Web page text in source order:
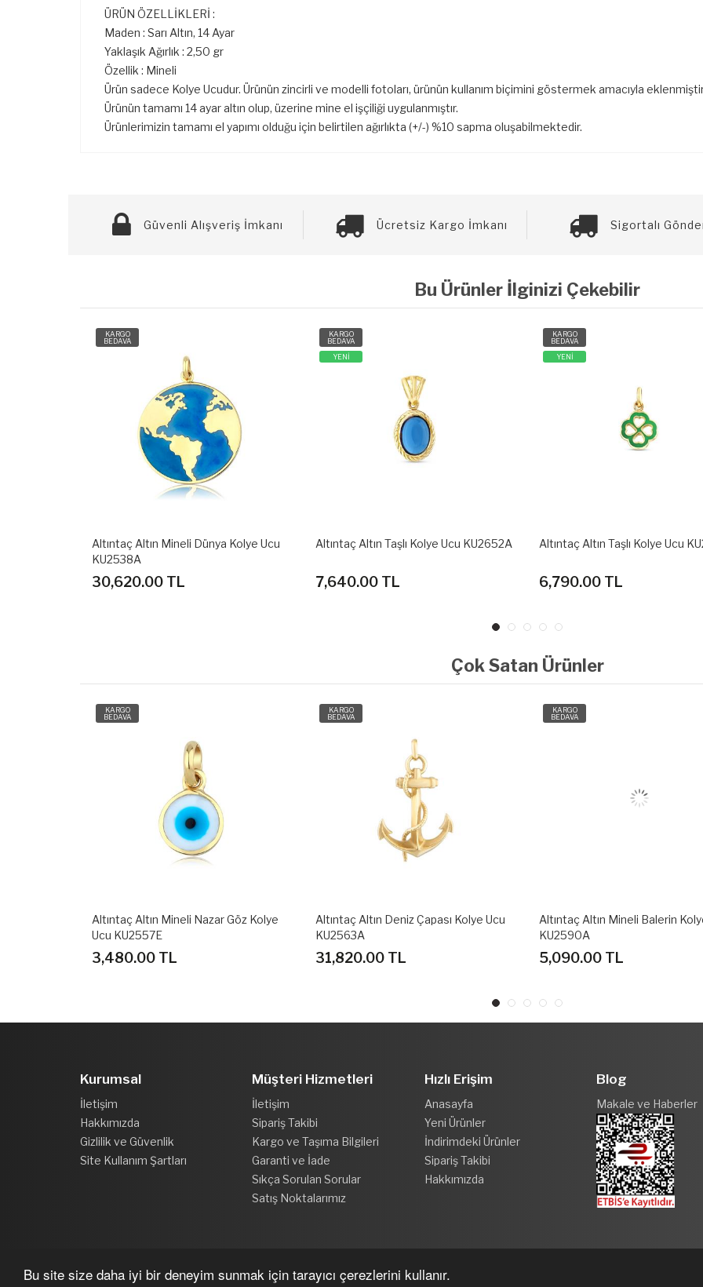
Bu site size daha iyi bir deneyim sunmak için tarayıcı çerezlerini kullanır.
ÜRÜN ÖZELLİKLERİ :
Maden : Sarı Altın, 14 Ayar
Yaklaşık Ağırlık : 2,50 gr
Özellik : Mineli
Ürün sadece Kolye Ucudur. Ürünün zincirli ve modelli fotoları, ürünün kullanım biçimini göstermek amacıyla
Ürünün tamamı 14 ayar altın olup, üzerine mine el işçiliği uygulanmıştır.
Ürünlerimizin tamamı el yapımı olduğu için belirtilen ağırlıkta (+/-) %10 sapma oluşabilmektedir.
Güvenli Alışveriş İmkanı Ücretsiz Kargo İmkanı Sigortalı
Bu Ürünler İlginizi Çekebilir
KARGO
BEDAVA
Altıntaç Altın Taşlı Kolye Ucu KU2652A
7,640.00 TL
KARGO
BEDAVA
YENİ
Altıntaç Altın Taşlı Kolye Ucu KU2651A
6,790.00 TL
KARGO
BEDAVA
YENİ
Altıntaç Altın Taşlı Kolye Ucu
5,090.00 TL
Çok Satan Ürünler
KARGO
BEDAVA
Altıntaç Altın Deniz Çapası Kolye Ucu
KU2563A
31,820.00 TL
KARGO
BEDAVA
Altıntaç Altın Mineli Balerin Kolye Ucu
KU2590A
5,090.00 TL
KARGO
BEDAVA
Altıntaç Altın Mineli Davud'un
Kolye Ucu KU2570A
4,500.00 TL
Kurumsal
İletişim
Hakkımızda
Gizlilik ve Güvenlik
Site Kullanım Şartları
Müşteri Hizmetleri
İletişim
Sipariş Takibi
Kargo ve Taşıma Bilgileri
Garanti ve İade
Sıkça Sorulan Sorular
Satış Noktalarımız
Hızlı Erişim
Anasayfa
Yeni Ürünler
İndirimdeki Ürünler
Sipariş Takibi
Hakkımızda
Blog
Makale ve Haberler